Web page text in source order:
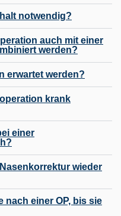
notwendig?
auch mit einer
werden?
erwartet werden?
krank
einer
wieder
nach einer OP, bis sie